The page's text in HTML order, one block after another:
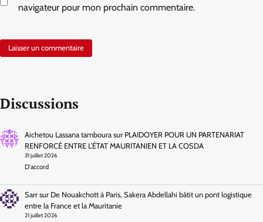
navigateur pour mon prochain commentaire.
Discussions
Aichetou Lassana tambourasur PLAIDOYER POUR UN PARTENARIAT
RENFORCÉ ENTRE L’ÉTAT MAURITANIEN ET LA COSDA
31 juillet 2026
D'accord
Sarrsur De Nouakchott à Paris, Sakera Abdellahi bâtit un pont logistique
entre la France et la Mauritanie
21 juillet 2026